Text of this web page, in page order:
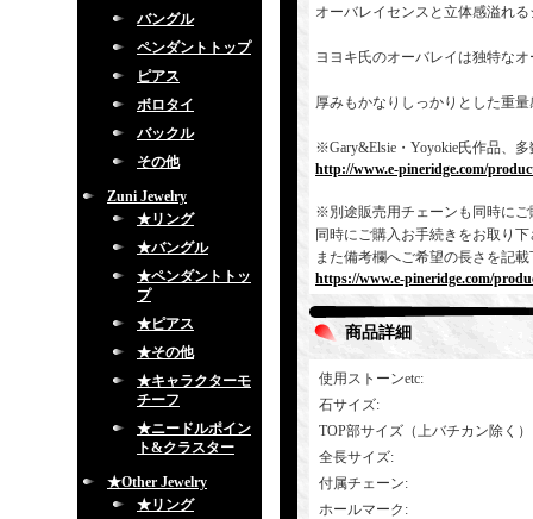
バングル
ペンダントトップ
ピアス
ボロタイ
バックル
その他
Zuni Jewelry
★リング
★バングル
★ペンダントトッ
プ
★ピアス
★その他
★キャラクターモ
チーフ
★ニードルポイン
ト&クラスター
★Other Jewelry
★リング
オーバレイセンスと立体感溢れ
ヨヨキ氏のオーバレイは独特な
厚みもかなりしっかりとした重
※Gary&Elsie・Yoyokie氏作品、
http://www.e-pineridge.com/
※別途販売用チェーンも同時に
同時にご購入お手続きをお取り
また備考欄へご希望の長さを記
https://www.e-pineridge.com/
商品詳細
使用ストーンetc:
石サイズ:
TOP部サイズ（上バチカン除く）
全長サイズ:
付属チェーン:
ホールマーク :